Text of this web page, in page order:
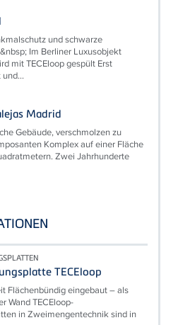
und schwarze
Im Berliner Luxusobjekt
mit TECEloop gespült Erst
Madrid
Gebäude, verschmolzen zu
Komplex auf einer Fläche
Zwei Jahrhunderte
TECEloop
Flächenbündig eingebaut – als
Wand TECEloop-
in Zweimengentechnik sind in